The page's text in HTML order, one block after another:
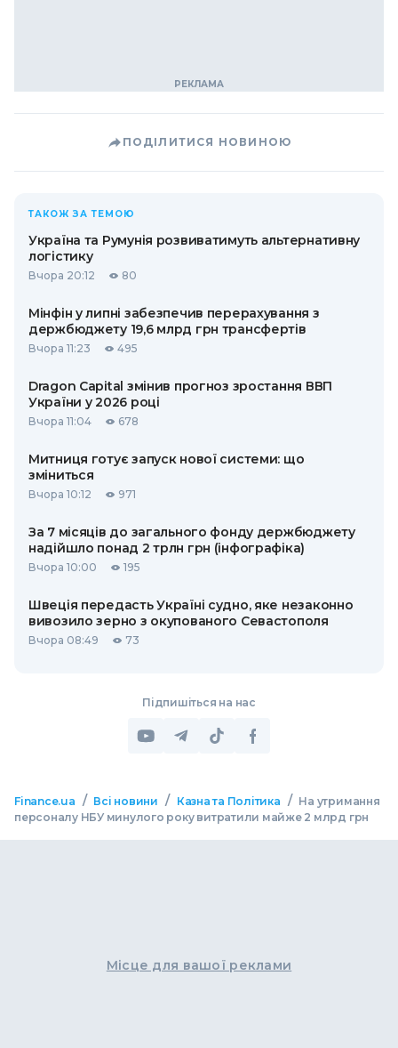
ПОДІЛИТИСЯ НОВИНОЮ
ТАКОЖ ЗА ТЕМОЮ
Україна та Румунія розвиватимуть альтернативну
логістику
Вчора 20:12 80
Мінфін у липні забезпечив перерахування з
держбюджету 19,6 млрд грн трансфертів
Вчора 11:23 495
Dragon Capital змінив прогноз зростання ВВП
України у 2026 році
Вчора 11:04 678
Митниця готує запуск нової системи: що
зміниться
Вчора 10:12 971
За 7 місяців до загального фонду держбюджету
надійшло понад 2 трлн грн (інфографіка)
Вчора 10:00 195
Швеція передасть Україні судно, яке незаконно
вивозило зерно з окупованого Севастополя
Вчора 08:49 73
Підпишіться на нас
Finance.ua / Всі новини / Казна та Політика / На утримання
персоналу НБУ минулого року витратили майже 2 млрд грн
Місце для вашої реклами